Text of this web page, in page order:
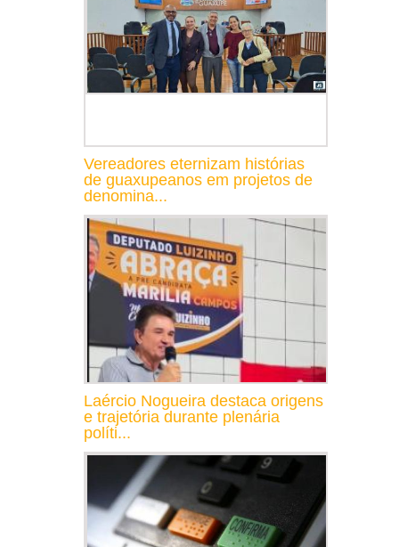
Vereadores eternizam histórias
de guaxupeanos em projetos de
denomina...
Laércio Nogueira destaca origens
e trajetória durante plenária
políti...